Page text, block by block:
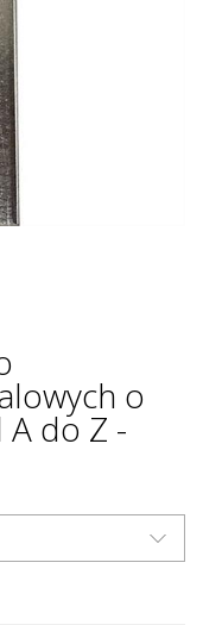
o
do Z -